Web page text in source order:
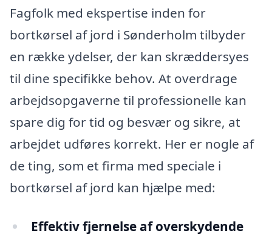
Fagfolk med ekspertise inden for
bortkørsel af jord i Sønderholm tilbyder
en række ydelser, der kan skræddersyes
til dine specifikke behov. At overdrage
arbejdsopgaverne til professionelle kan
spare dig for tid og besvær og sikre, at
arbejdet udføres korrekt. Her er nogle af
de ting, som et firma med speciale i
bortkørsel af jord kan hjælpe med:
Effektiv fjernelse af overskydende